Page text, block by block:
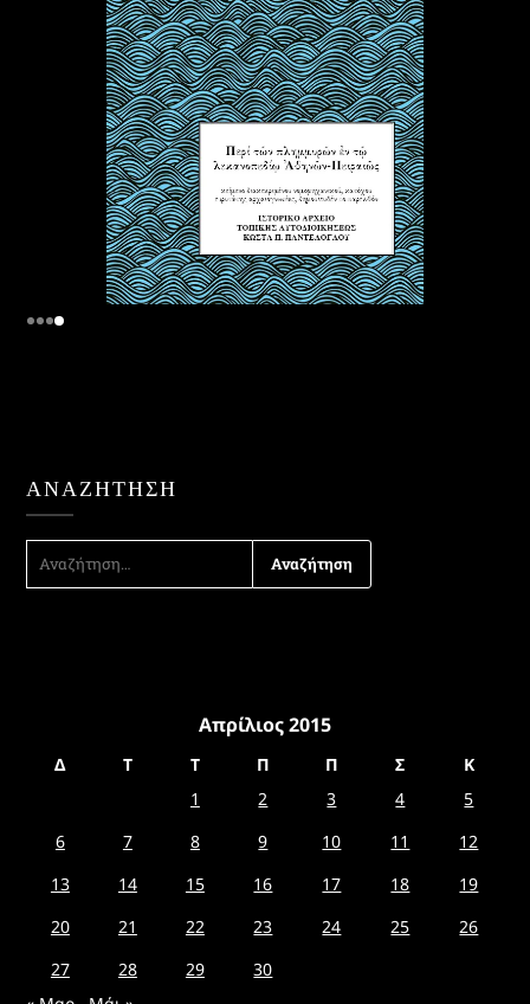
ΑΝΑΖΉΤΗΣΗ
ΑΝΑΖΉΤΗΣΗ
ΓΙΑ:
Απρίλιος 2015
Δ Τ Τ Π Π Σ
Κ
1
2 3 4
5
6
7 8 9 10 11
12
13
14 15 16 17 18
19
20
21 22 23 24 25
26
27
28 29
30